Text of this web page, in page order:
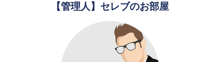
【管理人】セレブのお部屋